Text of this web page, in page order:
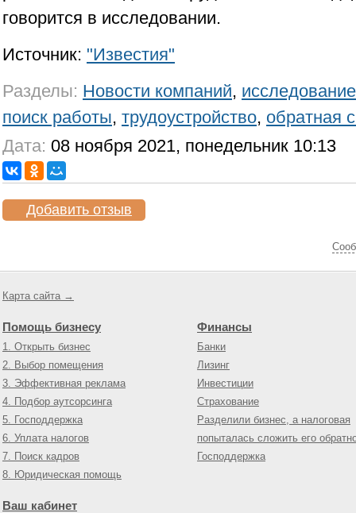
говорится в исследовании.
Источник: "Известия"
Разделы: Новости компаний, исследование
поиск работы, трудоустройство, обратная
Дата: 08 ноября 2021, понедельник 10:13
Добавить отзыв
Карта сайта →
Помощь бизнесу
1. Открыть бизнес
2. Выбор помещения
3. Эффективная реклама
4. Подбор аутсорсинга
5. Господдержка
6. Уплата налогов
7. Поиск кадров
8. Юридическая помощь
Финансы
Банки
Лизинг
Инвестиции
Страхование
Разделили бизнес, а налоговая
попыталась сложить его
Господдержка
Ваш кабинет